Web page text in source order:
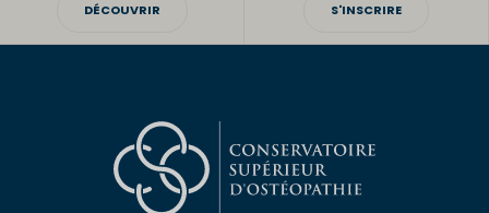
DÉCOUVRIR S'INSCRIRE